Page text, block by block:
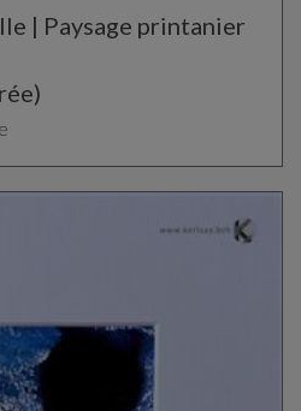
| Paysage printanier